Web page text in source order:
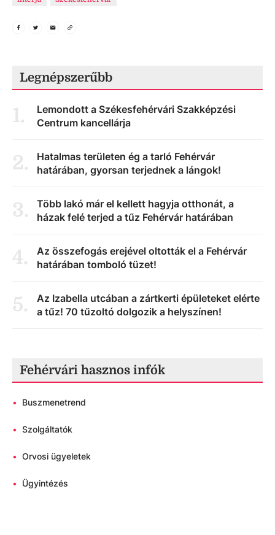
Legnépszerűbb
1.
Lemondott a Székesfehérvári Szakképzési
Centrum kancellárja
2.
Hatalmas területen ég a tarló Fehérvár
határában, gyorsan terjednek a lángok!
3.
Több lakó már el kellett hagyja otthonát, a
házak felé terjed a tűz Fehérvár határában
4.
Az összefogás erejével oltották el a Fehérvár
határában tomboló tüzet!
5.
Az Izabella utcában a zártkerti épületeket elérte
a tűz! 70 tűzoltó dolgozik a helyszínen!
Fehérvári hasznos infók
• Buszmenetrend
• Szolgáltatók
• Orvosi ügyeletek
• Ügyintézés